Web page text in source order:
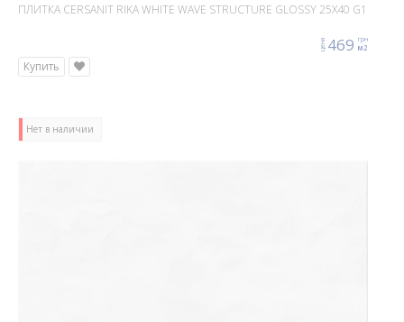
ПЛИТКА CERSANIT RIKA WHITE WAVE STRUCTURE GLOSSY 25X40 G1
цена 469 грн
м2
Купить
Нет в наличии